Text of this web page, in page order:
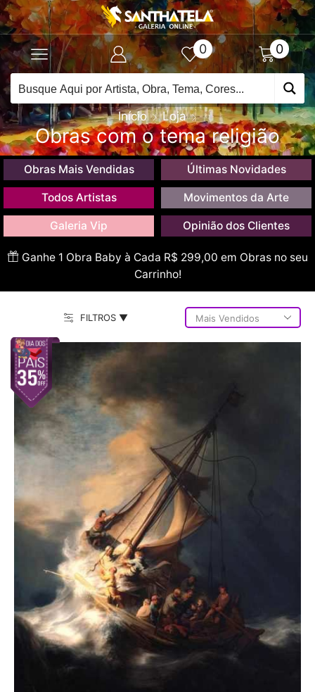
0 0
Início Loja
Obras com o tema religião
Obras Mais Vendidas Últimas Novidades
Todos Artistas Movimentos da Arte
Galeria Vip Opinião dos Clientes
Ganhe 1 Obra Baby à Cada R$ 299,00 em Obras no seu
Carrinho!
FILTROS ▼